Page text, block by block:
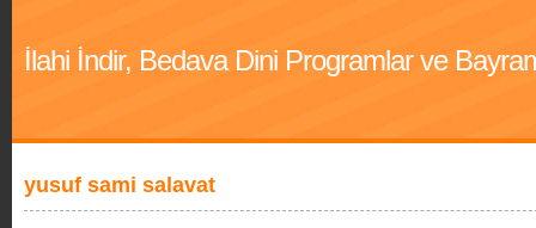
İlahi İndir, Bedava Dini Programlar ve
yusuf sami salavat